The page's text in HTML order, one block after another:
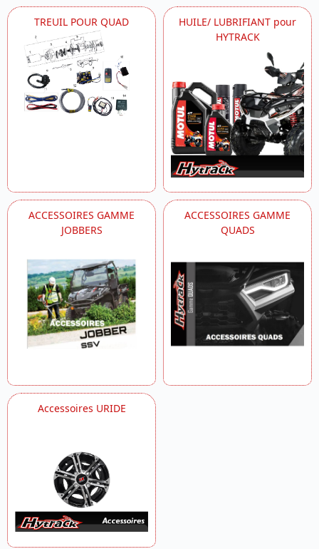
TREUIL POUR QUAD
HUILE/ LUBRIFIANT pour
HYTRACK
ACCESSOIRES GAMME
JOBBERS
ACCESSOIRES GAMME
QUADS
Accessoires URIDE